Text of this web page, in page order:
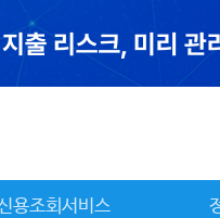
용조회서비스